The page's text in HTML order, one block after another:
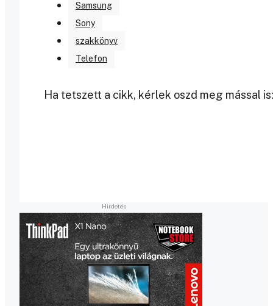
Samsung
Sony
szakkönyv
Telefon
Ha tetszett a cikk, kérlek oszd meg mással is: